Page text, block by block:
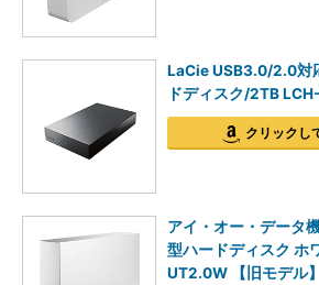
LaCie USB3.0/2.0対
ドディスク/2TB
クリックし
アイ・オー・データ
型ハードディスク ホ
UT2.0W 【旧モデル】